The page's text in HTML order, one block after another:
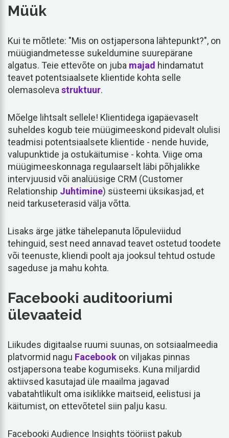
Müük
Kui te mõtlete: "Mis on ostjapersona lähtepunkt?", on
müügiandmetesse sukeldumine suurepärane
algatus. Teie ettevõte on juba majad hindamatut
teavet potentsiaalsete klientide kohta selle
olemasoleva struktuur.
Mõelge lihtsalt sellele! Klientidega igapäevaselt
suheldes kogub teie müügimeeskond pidevalt olulisi
teadmisi potentsiaalsete klientide - nende huvide,
valupunktide ja ostukäitumise - kohta. Viige oma
müügimeeskonnaga regulaarselt läbi põhjalikke
intervjuusid või analüüsige CRM (Customer
Relationship Juhtimine) süsteemi üksikasjad, et
neid tarkuseterasid välja võtta.
Lisaks ärge jätke tähelepanuta lõpuleviidud
tehinguid, sest need annavad teavet ostetud toodete
või teenuste, kliendi poolt aja jooksul tehtud ostude
sageduse ja mahu kohta.
Facebooki auditooriumi
ülevaateid
Liikudes digitaalse ruumi suunas, on sotsiaalmeedia
platvormid nagu Facebook on viljakas pinnas
ostjapersona teabe kogumiseks. Kuna miljardid
aktiivsed kasutajad üle maailma jagavad
vabatahtlikult oma isiklikke maitseid, eelistusi ja
käitumist, on ettevõtetel siin palju kasu.
Facebooki Audience Insights tööriist pakub